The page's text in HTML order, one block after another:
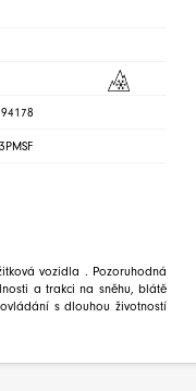
vozidla . Pozoruhodná
a trakci na sněhu, blátě
s dlouhou životností